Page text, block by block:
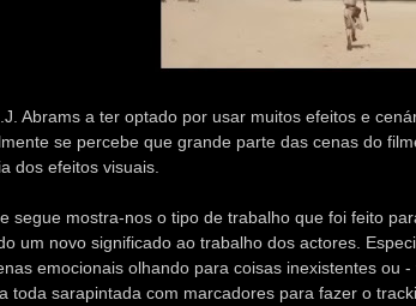
Abrams a ter optado por usar muitos efeitos e
se percebe que grande parte das cenas do
dos efeitos visuais.
segue mostra-nos o tipo de trabalho que foi feito
um novo significado ao trabalho dos actores.
emocionais olhando para coisas inexistentes ou
toda sarapintada com marcadores para fazer o